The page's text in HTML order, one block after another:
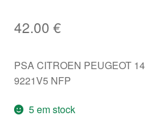
42.00 €
PSA CITROEN PEUGEOT
9221V5 NFP
5 em stock